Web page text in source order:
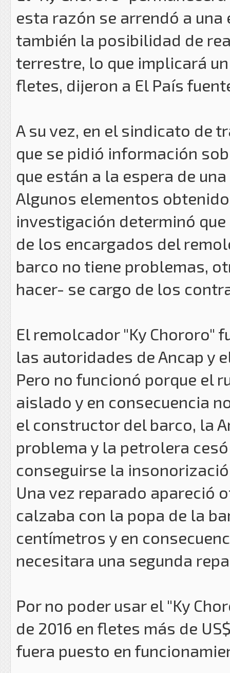
esta razón se arrendó a
también la posibilidad de
terrestre, lo que implicará
fletes, dijeron a El País
A su vez, en el sindicato de
que se pidió información
que están a la espera de
Algunos elementos
investigación determinó
de los encargados del
barco no tiene problemas,
hacer- se cargo de los
El remolcador "Ky Chororo"
las autoridades de Ancap y
Pero no funcionó porque el
aislado y en consecuencia
el constructor del barco, la
problema y la petrolera
conseguirse la
Una vez reparado apareció
calzaba con la popa de la
centímetros y en
necesitara una segunda
Por no poder usar el "Ky
de 2016 en fletes más de
fuera puesto en